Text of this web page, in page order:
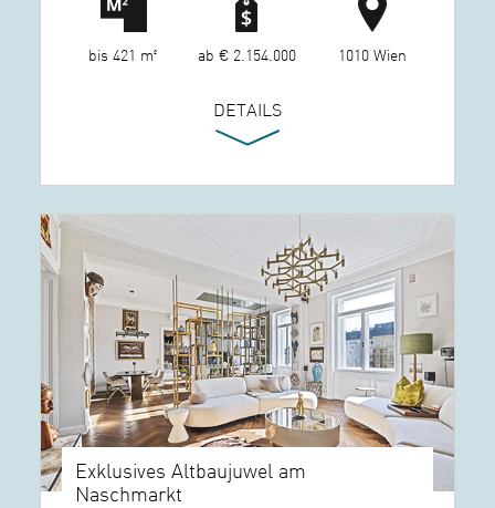
bis 421 m² ab € 2.154.000 1010 Wien
DETAILS
Exklusives Altbaujuwel am
Naschmarkt